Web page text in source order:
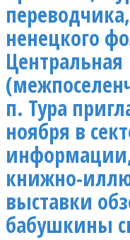
ненецкого
Центральная
п. Тура
ноября в
книжно-
выставки
бабушкины